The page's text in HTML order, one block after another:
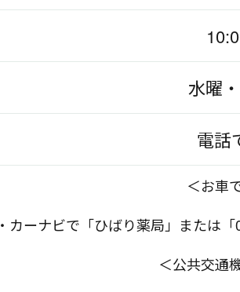
水曜
電話
＜お車
・カーナビで「ひばり薬局」または
＜公共交通